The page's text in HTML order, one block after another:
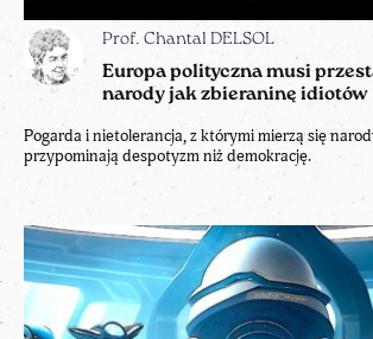
Prof. Chantal DELSOL
Europa polityczna musi
narody jak zbieraninę idiotów
Pogarda i nietolerancja, z którymi mierzą się
przypominają despotyzm niż demokrację.